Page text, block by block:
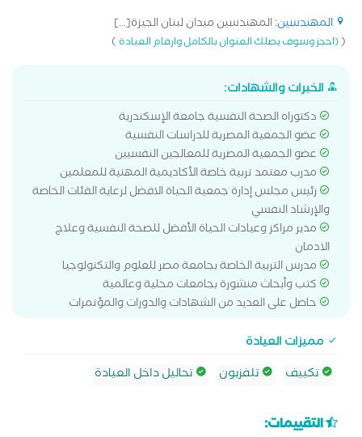
المهندسين: المهندسين ميدان لبنان الجيزة[...]
((احجز وسوف يصلك العنوان بالكامل وارقام العيادة)
الخبرات والشهادات:
دكتوراه الصحة النفسية جامعة الإسكندرية
عضو الجمعية المصرية للدراسات النفسية
عضو الجمعية المصرية للمعالجين النفسيين
مدرب معتمد تربية خاصة الأكاديمية المهنية للمعلمين
رئيس مجلس إدارة جمعية الحياة الافضل لرعاية الفئات الخاصة
والإرشاد النفسي
مدير مراكز وعيادات الحياة الأفضل للصحة النفسية وعلاج
الادمان
مدرس التربية الخاصة بجامعة مصر للعلوم والتكنولوجيا
كتب وأبحاث منشورة بجامعات محلية وعالمية
حاصل على العديد من الشهادات والدورات والمؤتمرات
مميزات العيادة
تكييف
تلفزيون تحاليل داخل العيادة
التقييمات: